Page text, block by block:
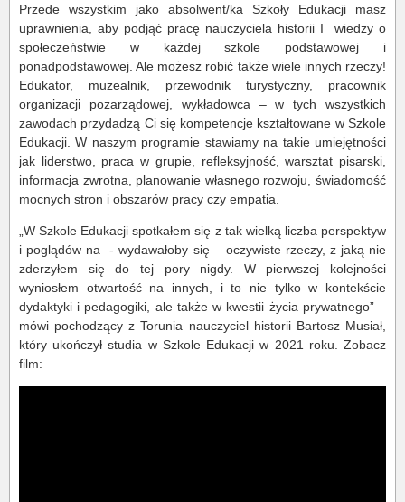
Przede wszystkim jako absolwent/ka Szkoły Edukacji masz
uprawnienia, aby podjąć pracę nauczyciela historii I
wiedzy o
społeczeństwie w każdej szkole podstawowej i
ponadpodstawowej. Ale możesz robić także wiele innych rzeczy!
Edukator, muzealnik, przewodnik turystyczny, pracownik
organizacji pozarządowej, wykładowca – w tych wszystkich
zawodach przydadzą Ci się kompetencje kształtowane w Szkole
Edukacji. W naszym programie stawiamy na takie umiejętności
jak liderstwo, praca w grupie, refleksyjność, warsztat pisarski,
informacja zwrotna, planowanie własnego rozwoju, świadomość
mocnych stron i obszarów pracy czy empatia.
„W Szkole Edukacji spotkałem się z tak wielką liczba perspektyw
i poglądów na
- wydawałoby się – oczywiste rzeczy, z jaką nie
zderzyłem się do tej pory nigdy. W pierwszej kolejności
wyniosłem otwartość na innych, i to nie tylko w kontekście
dydaktyki i pedagogiki, ale także w kwestii życia prywatnego” –
mówi pochodzący z Torunia nauczyciel historii Bartosz Musiał,
który ukończył studia w Szkole Edukacji w 2021 roku. Zobacz
film: